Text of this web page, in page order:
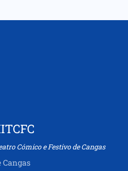
Cómico e Festivo de Cangas